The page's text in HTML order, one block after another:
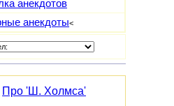
анекдотов
анекдоты<
Про 'Ш. Холмса'